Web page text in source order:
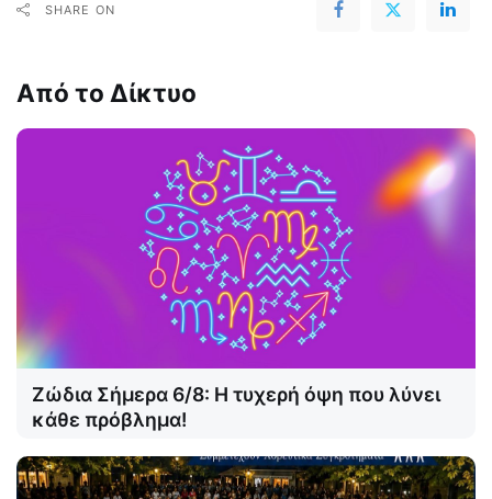
SHARE ON
Από το Δίκτυο
Ζώδια Σήμερα 6/8: Η τυχερή όψη που λύνει
κάθε πρόβλημα!